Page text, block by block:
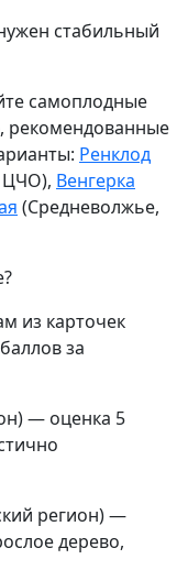
стабильный
самоплодные
рекомендованные
Ренклод
ЦЧО), Венгерка
(Средневолжье,
из карточек
за
— оценка 5
регион) —
дерево,